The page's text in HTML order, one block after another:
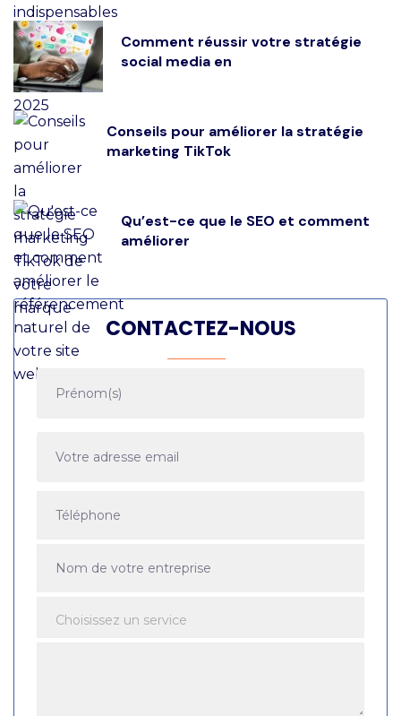
Comment réussir votre stratégie
social media en
Conseils pour améliorer la stratégie
marketing TikTok
Qu’est-ce que le SEO et comment
améliorer
CONTACTEZ-NOUS